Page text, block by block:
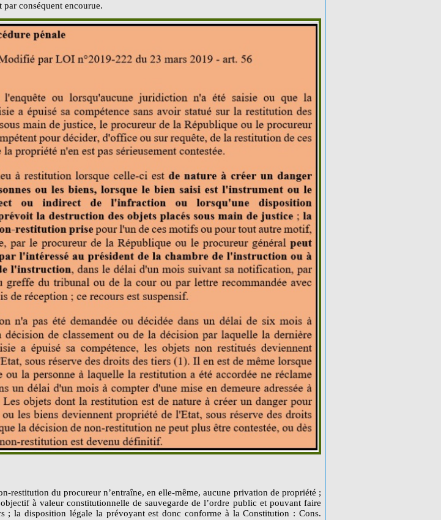
par conséquent encourue.
restitution du procureur n’entraîne, en elle-même, aucune privation de propriété ;
à valeur constitutionnelle de sauvegarde de l’ordre public et pouvant faire
; la disposition légale la prévoyant est donc conforme à la Constitution : Cons.